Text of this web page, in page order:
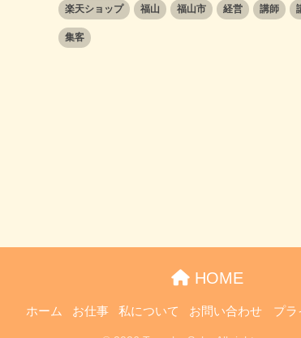
楽天ショップ 福山 福山市 経営 講師
集客
HOME
ホーム お仕事 私について お問い合わせ プラ